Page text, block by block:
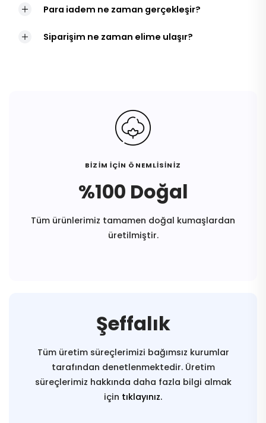
Para iadem ne zaman gerçekleşir?
Siparişim ne zaman elime ulaşır?
BİZİM İÇİN ÖNEMLİSİNİZ
%100 Doğal
Tüm ürünlerimiz tamamen doğal kumaşlardan
üretilmiştir.
Şeffalık
Tüm üretim süreçlerimizi bağımsız kurumlar
tarafından denetlenmektedir. Üretim
süreçlerimiz hakkında daha fazla bilgi almak
için tıklayınız.